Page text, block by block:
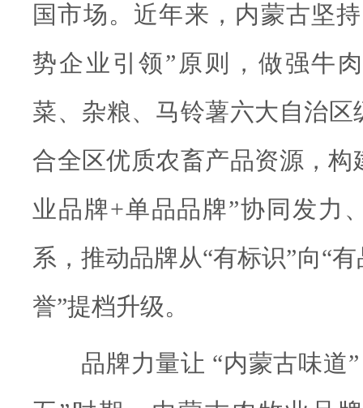
国市场。近年来，内蒙古坚
势企业引领”原则，做强牛
菜、杂粮、马铃薯六大自治
合全区优质农畜产品资源，构
业品牌+单品品牌”协同发力
系，推动品牌从“有标识”向“
誉”提档升级。
品牌力量让 “内蒙古味道